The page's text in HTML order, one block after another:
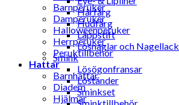
Hårfärg
Hudfärg
Läppstift
Lösnaglar och Nagellack
Smink
Lösögonfransar
Löständer
Sminkset
Barnperuker
Damperuker
Halloweenperuker
Herrperuker
Peruktillbehör
Hattar
Barnhattar
Diadem
Hjälmar